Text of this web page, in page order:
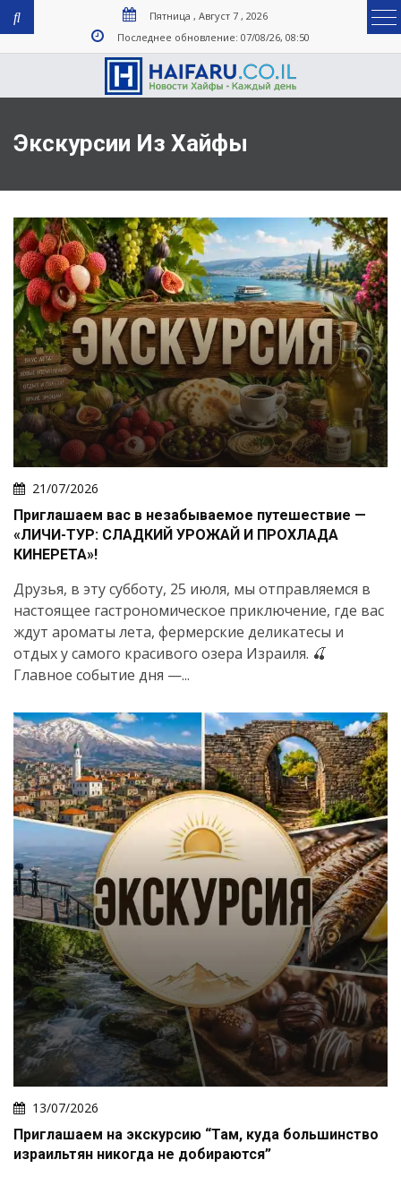
Пятница , Август 7 , 2026
Последнее обновление: 07/08/26, 08:50
Экскурсии Из Хайфы
21/07/2026
Приглашаем вас в незабываемое путешествие —
«ЛИЧИ-ТУР: СЛАДКИЙ УРОЖАЙ И ПРОХЛАДА
КИНЕРЕТА»!
Друзья, в эту субботу, 25 июля, мы отправляемся в
настоящее гастрономическое приключение, где вас
ждут ароматы лета, фермерские деликатесы и
отдых у самого красивого озера Израиля. 🍒
Главное событие дня —...
13/07/2026
Приглашаем на экскурсию “Там, куда большинство
израильтян никогда не добираются”